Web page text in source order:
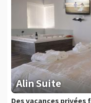
Alin Suite
Des vacances privées